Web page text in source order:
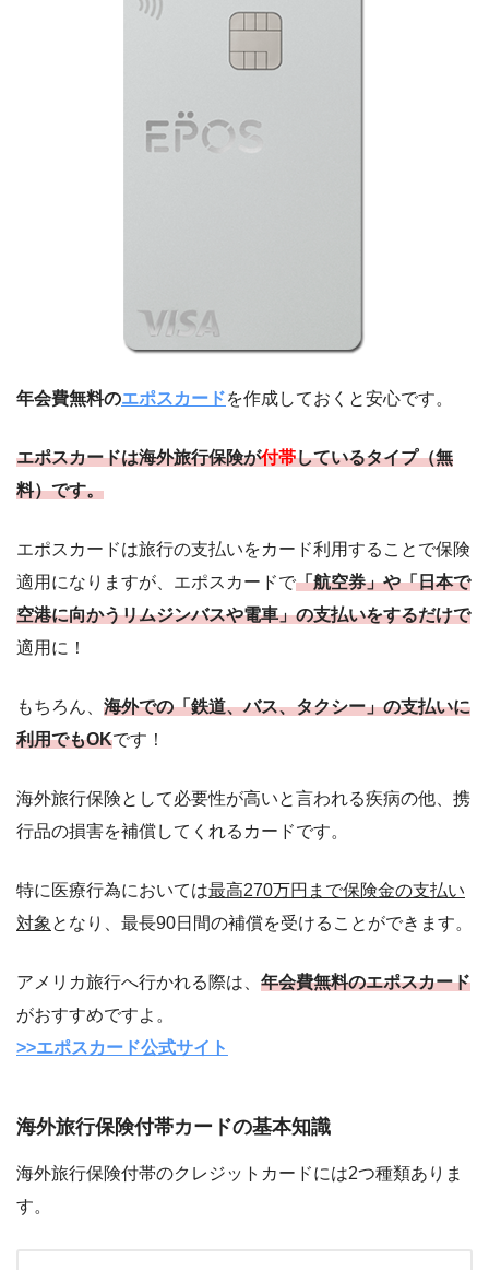
年会費無料のエポスカードを作成しておくと安心です。
エポスカードは海外旅行保険が付帯しているタイプ（無
料）です。
エポスカードは旅行の支払いをカード利用することで保険
適用になりますが、エポスカードで「航空券」や「日本で
空港に向かうリムジンバスや電車」の支払いをするだけで
適用に！
もちろん、 海外での「鉄道、バス、タクシー」の支払いに
利用でもOKです！
海外旅行保険として必要性が高いと言われる疾病の他、携
行品の損害を補償してくれるカードです。
特に医療行為においては最高270万円まで保険金の支払い
対象 となり、最長90日間の補償を受けることができます。
アメリカ旅行へ行かれる際は、 年会費無料のエポスカード
がおすすめですよ。
>>エポスカード公式サイト
海外旅行保険付帯カードの基本知識
海外旅行保険付帯のクレジットカードには2つ種類ありま
す。